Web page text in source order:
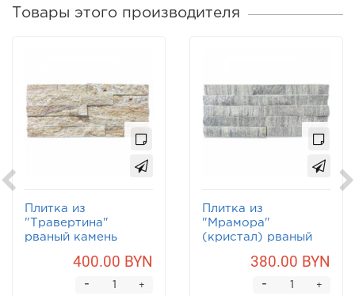
Товары этого производителя
Плитка из
"Травертина"
рваный камень
400.00 BYN
+
-
Плитка из
"Мрамора"
(кристал) рваный
380.00 BYN
+
-